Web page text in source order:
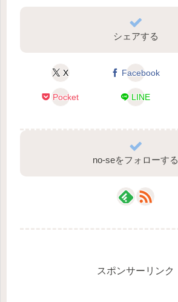
シェアする
X Facebook
Pocket LINE
no-seをフォローする
スポンサーリンク